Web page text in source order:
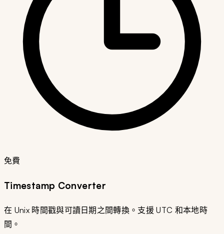
免費
Timestamp Converter
在 Unix 時間戳與可讀日期之間轉換。支援 UTC 和本地時
間。